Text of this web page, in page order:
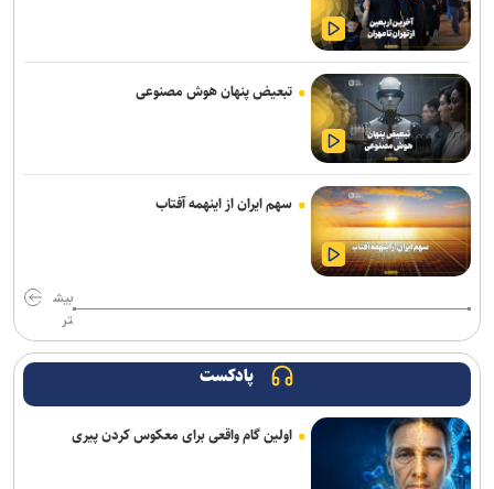
وال‌استریت ژورنال: ترامپ دستور تحقیق درباره افشای اطلاعات ذخایر
تسلیحاتی آمریکا را صادر کرد
تحقیقات ارتش آمریکا درباره موج خودکشی در فرماندهی سایبری؛ نگرانی
از فشار‌های ناشی از جنگ و مأموریت‌های فزاینده
برکناری دو مقام ارشد موساد پس از ناکامی طرح علیه ایران
نشست خبری رئیس‌جمهور فردا برگزار می‌شود
برنی سندرز: ترامپ خطرناک‌ ترین رئیس‌ جمهور تاریخ آمریکا است
نظرسنجی رویترز: آمریکایی‌ها نگران پیامد‌های جنگ با ایران و افزایش
پاکستان: خواهان جنگ با افغانستان نیستیم؛ طالبان باید حمایت از
تروریسم را متوقف کند
تبعیض پنهان هوش مصنوعی
سهم ایران از اینهمه آفتاب
بیش
تر
پادکست
اولین گام واقعی برای معکوس کردن پیری